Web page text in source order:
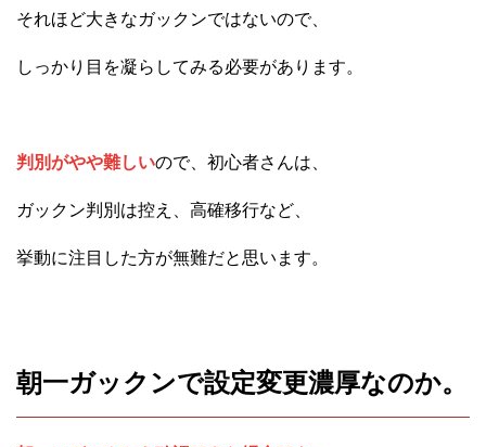
それほど大きなガックンではないので、
しっかり目を凝らしてみる必要があります。
判別がやや難しいので、初心者さんは、
ガックン判別は控え、高確移行など、
挙動に注目した方が無難だと思います。
朝一ガックンで設定変更濃厚なのか。